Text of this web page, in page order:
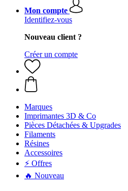
Mon compte
Identifiez-vous
Nouveau client ?
Créer un compte
Marques
Imprimantes 3D & Co
Pièces Détachées & Upgrades
Filaments
Résines
Accessoires
⚡ Offres
🔥 Nouveau